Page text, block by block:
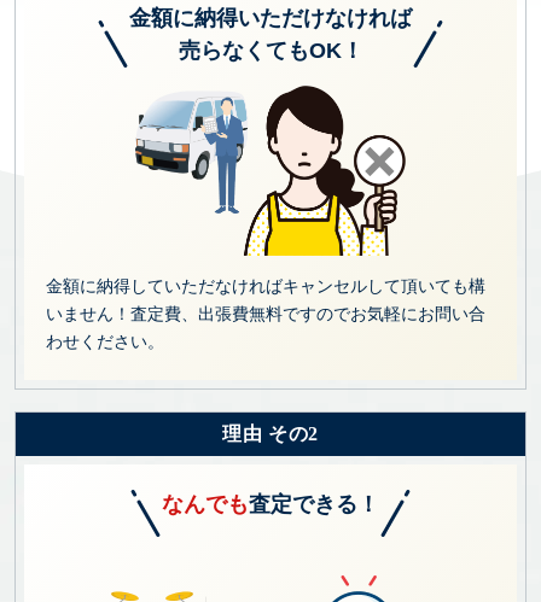
金額に納得いただけなければ
売らなくてもOK！
金額に納得していただなければキャンセルして頂いても構
いません！査定費、出張費無料ですのでお気軽にお問い合
わせください。
理由 その2
なんでも査定できる！